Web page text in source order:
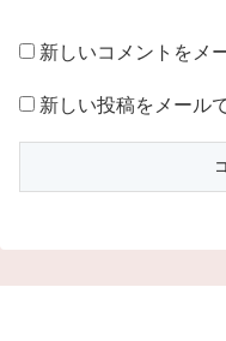
新しいコメントをメ
新しい投稿をメール